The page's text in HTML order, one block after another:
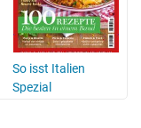
So isst Italien
Spezial